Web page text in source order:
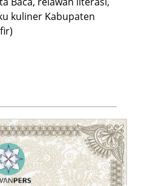
kuliner Kabupaten